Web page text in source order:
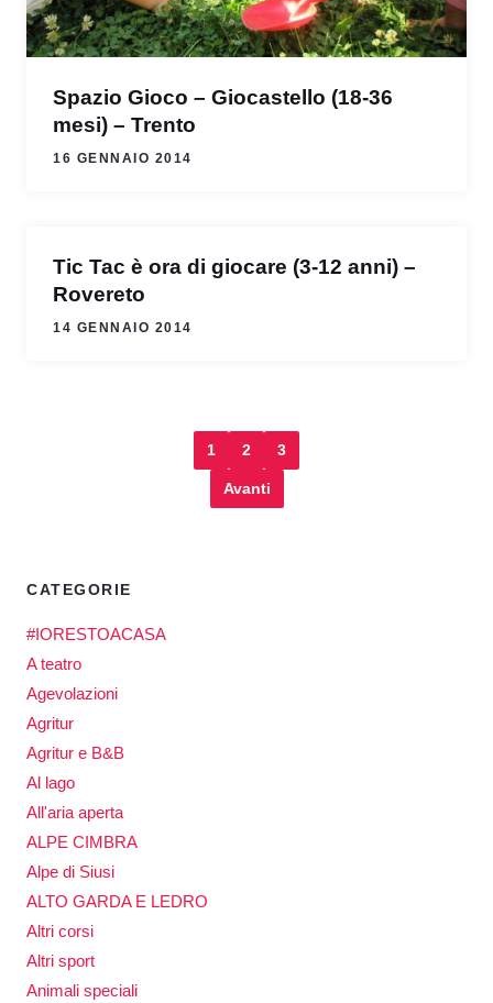
Spazio Gioco – Giocastello (18-36
mesi) – Trento
16 GENNAIO 2014
Tic Tac è ora di giocare (3-12 anni) –
Rovereto
14 GENNAIO 2014
1 2 3
Avanti
CATEGORIE
#IORESTOACASA
A teatro
Agevolazioni
Agritur
Agritur e B&B
Al lago
All'aria aperta
ALPE CIMBRA
Alpe di Siusi
ALTO GARDA E LEDRO
Altri corsi
Altri sport
Animali speciali